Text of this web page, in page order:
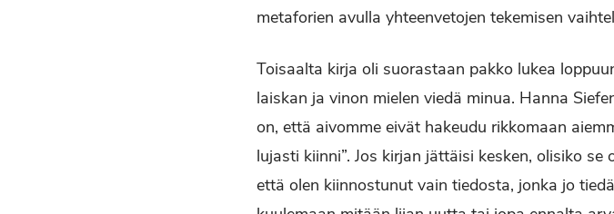
metaforien avulla yhteenvetojen tekemisen
Toisaalta kirja oli suorastaan pakko lukea
laiskan ja vinon mielen viedä minua. Hanna
on, että aivomme eivät hakeudu rikkomaan
lujasti kiinni”. Jos kirjan jättäisi kesken, olisiko
että olen kiinnostunut vain tiedosta, jonka jo